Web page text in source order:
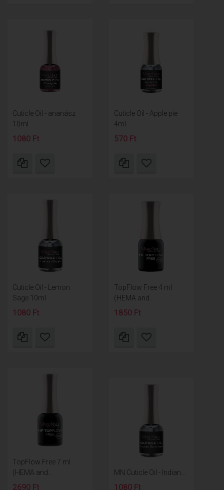
Cuticle Oil - ananász
10ml
1080 Ft
Cuticle Oil - Apple pie
4ml
570 Ft
Cuticle Oil - Lemon
Sage 10ml
1080 Ft
TopFlow Free 4 ml
(HEMA and...
1850 Ft
TopFlow Free 7 ml
(HEMA and...
2690 Ft
MN Cuticle Oil - Indian...
1080 Ft